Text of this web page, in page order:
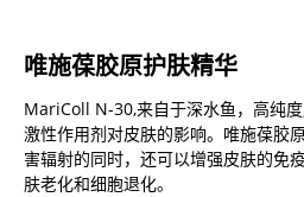
唯施葆胶原护肤精华
MariColl N-30,来自于深水鱼，高纯
激性作用剂对皮肤的影响。唯施葆胶
害辐射的同时，还可以增强皮肤的免
肤老化和细胞退化。